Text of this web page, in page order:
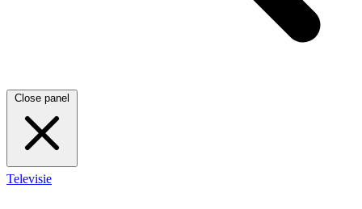
Close panel
Televisie